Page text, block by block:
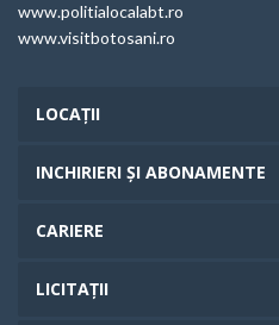
www.politialocalabt.ro
www.visitbotosani.ro
LOCAȚII
INCHIRIERI ȘI ABONAMENTE
CARIERE
LICITAȚII